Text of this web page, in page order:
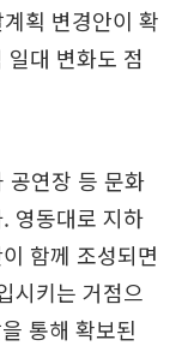
획 변경안이 확
대 변화도 점
공연장 등 문화
영동대로 지하
함께 조성되면
시키는 거점으
통해 확보된